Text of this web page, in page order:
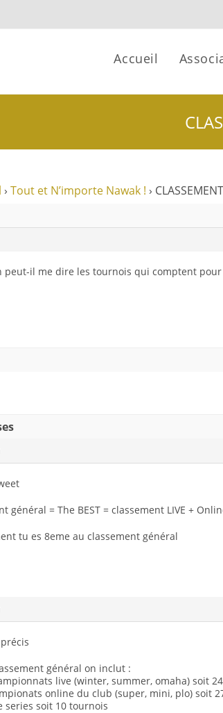
Accueil
› Tout et N’importe Nawak ! ›
peut-il me dire les tournois qui comptent
général = The BEST = classement LIVE +
tu es 8eme au classement général
général on inclut :
live (winter, summer, omaha) soit
online du club (super, mini, plo) soit
series soit 10 tournois